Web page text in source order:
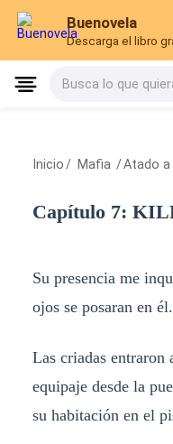
Buenovela
Descarga el libro
Busca lo que
Inicio / Mafia /Atado a
Capítulo 7:
Su presencia me
ojos se posaran en él.
Las criadas entraron
equipaje desde la
su habitación en el